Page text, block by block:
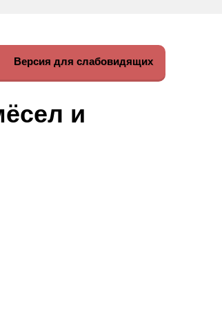
Версия для слабовидящих
и